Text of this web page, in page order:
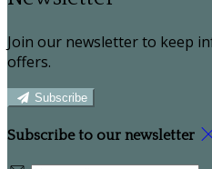
Join our newsletter to keep
offers.
Subscribe
Subscribe to our newsletter